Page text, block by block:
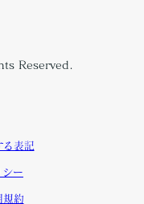
Reserved.
る表記
シー
規約